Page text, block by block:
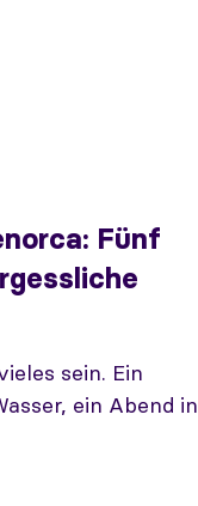
Fünf
sein. Ein
ein Abend in